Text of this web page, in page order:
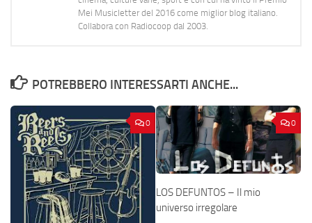
Mei Musicletter del 2016 come miglior blog italiano.
Collabora con Radiocoop dal 2003.
POTREBBERO INTERESSARTI ANCHE...
0 0
LOS DEFUNTOS – Il mio
universo irregolare